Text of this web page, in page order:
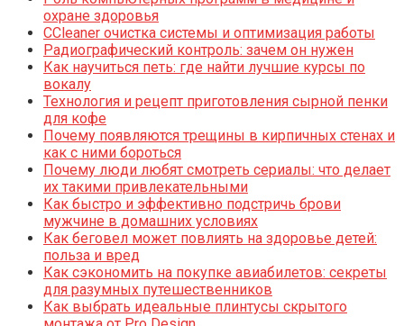
охране здоровья
CCleaner очистка системы и оптимизация работы
Радиографический контроль: зачем он нужен
Как научиться петь: где найти лучшие курсы по
вокалу
Технология и рецепт приготовления сырной пенки
для кофе
Почему появляются трещины в кирпичных стенах и
как с ними бороться
Почему люди любят смотреть сериалы: что делает
их такими привлекательными
Как быстро и эффективно подстричь брови
мужчине в домашних условиях
Как беговел может повлиять на здоровье детей:
польза и вред
Как сэкономить на покупке авиабилетов: секреты
для разумных путешественников
Как выбрать идеальные плинтусы скрытого